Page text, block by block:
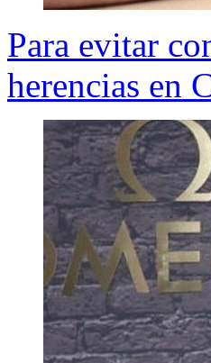
Para evitar
herencias en